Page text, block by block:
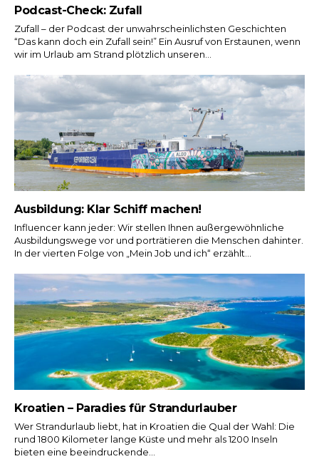
Podcast-Check: Zufall
Zufall – der Podcast der unwahrscheinlichsten Geschichten
“Das kann doch ein Zufall sein!” Ein Ausruf von Erstaunen, wenn
wir im Urlaub am Strand plötzlich unseren...
Ausbildung: Klar Schiff machen!
Influencer kann jeder: Wir stellen Ihnen außergewöhnliche
Ausbildungswege vor und porträtieren die Menschen dahinter.
In der vierten Folge von „Mein Job und ich“ erzählt...
Kroatien – Paradies für Strandurlauber
Wer Strandurlaub liebt, hat in Kroatien die Qual der Wahl: Die
rund 1800 Kilometer lange Küste und mehr als 1200 Inseln
bieten eine beeindruckende...